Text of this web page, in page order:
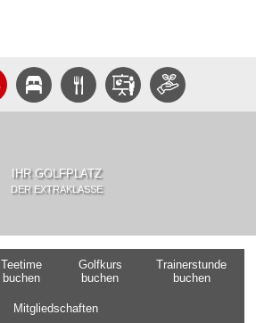
IHR GOLFPLATZ
DER EXTRAKLASSE
Teetime
buchen
Golfkurs
buchen
Trainerstunde
buchen
Mitgliedschaften